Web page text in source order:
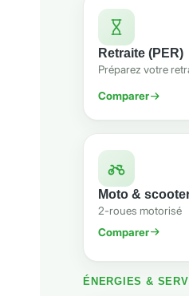
Retraite (PER)
Préparez votre
Comparer
Moto &
2-roues motorisé
Comparer
ÉNERGIES &